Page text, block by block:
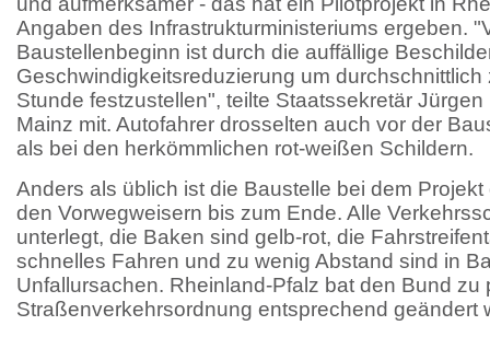
Angaben des Infrastrukturministeriums ergeben.
Baustellenbeginn ist durch die auffällige
Geschwindigkeitsreduzierung um durchschnittlich
Stunde festzustellen", teilte Staatssekretär
Mainz mit. Autofahrer drosselten auch vor der
als bei den herkömmlichen rot-weißen Schildern.
Anders als üblich ist die Baustelle bei dem
den Vorwegweisern bis zum Ende. Alle
unterlegt, die Baken sind gelb-rot, die
schnelles Fahren und zu wenig Abstand sind in
Unfallursachen. Rheinland-Pfalz bat den Bund zu
Straßenverkehrsordnung entsprechend geändert